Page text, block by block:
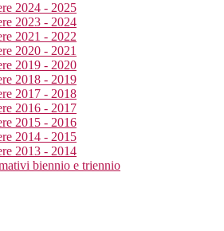
2024 - 2025
2023 - 2024
2021 - 2022
2020 - 2021
2019 - 2020
2018 - 2019
2017 - 2018
2016 - 2017
2015 - 2016
2014 - 2015
2013 - 2014
biennio e triennio